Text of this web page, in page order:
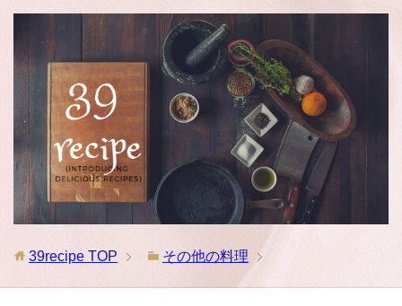
39recipe TOP その他の料理